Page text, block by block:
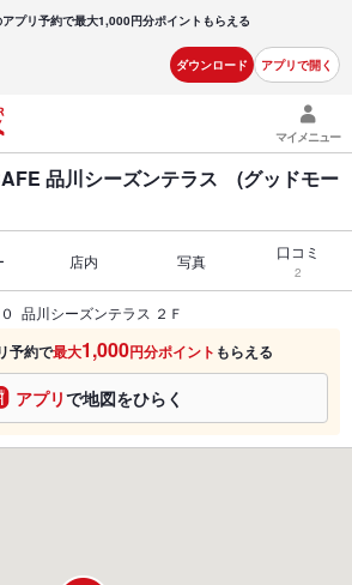
プリ予約で最大1,000円分ポイントもらえる
ダウンロード アプリで開く
マイメニュー
品川シーズンテラス (グッドモー
店内 写真 口コミ
2
品川シーズンテラス ２Ｆ
予約で最大1,000円分ポイント もらえる
アプリで地図をひらく